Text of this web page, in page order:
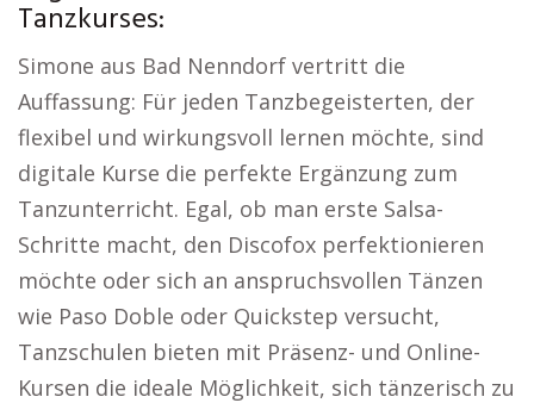
Tanzkurses:
Simone aus Bad Nenndorf vertritt die
Auffassung: Für jeden Tanzbegeisterten, der
flexibel und wirkungsvoll lernen möchte, sind
digitale Kurse die perfekte Ergänzung zum
Tanzunterricht. Egal, ob man erste Salsa-
Schritte macht, den Discofox perfektionieren
möchte oder sich an anspruchsvollen Tänzen
wie Paso Doble oder Quickstep versucht,
Tanzschulen bieten mit Präsenz- und Online-
Kursen die ideale Möglichkeit, sich tänzerisch zu